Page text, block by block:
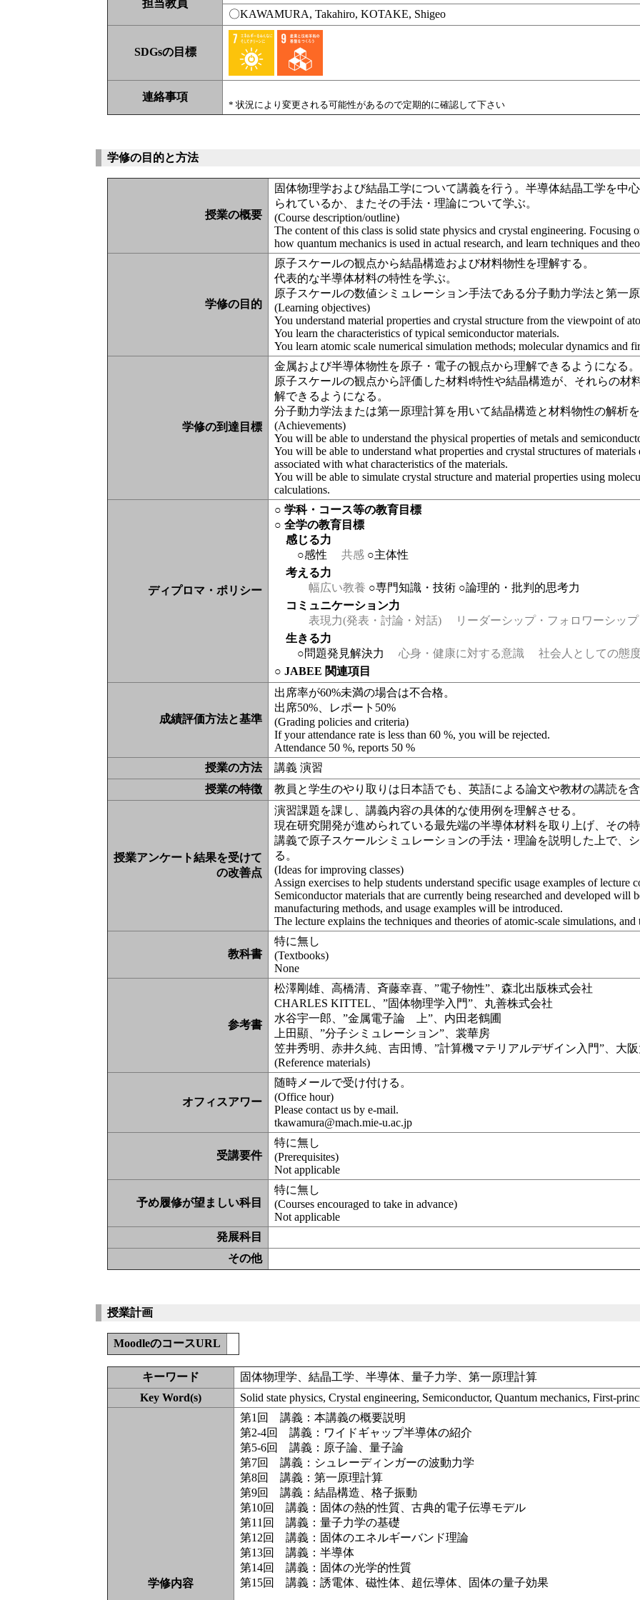
担当教員
〇KAWAMURA, Takahiro, KOTAKE, Shigeo
SDGsの目標
連絡事項
* 状況により変更される可能性があるので定期的に確認して下さい
学修の目的と方法
授業の概要
固体物理学および結晶工学について講義を行う。半導体結晶工学を中
られているか、またその手法・理論について学ぶ。
(Course description/outline)
The content of this class is solid state physics and crystal engineering. Focusing
how quantum mechanics is used in actual research, and learn techniques and
学修の目的
原子スケールの観点から結晶構造および材料物性を理解する。
代表的な半導体材料の特性を学ぶ。
原子スケールの数値シミュレーション手法である分子動力学法と第一原
(Learning objectives)
You understand material properties and crystal structure from the viewpoint of
You learn the characteristics of typical semiconductor materials.
You learn atomic scale numerical simulation methods; molecular dynamics and
学修の到達目標
金属および半導体物性を原子・電子の観点から理解できるようになる。
原子スケールの観点から評価した材料t特性や結晶構造が、それらの材
解できるようになる。
分子動力学法または第一原理計算を用いて結晶構造と材料物性の解析
(Achievements)
You will be able to understand the physical properties of metals and
You will be able to understand what properties and crystal structures of
associated with what characteristics of the materials.
You will be able to simulate crystal structure and material properties using
calculations.
ディプロマ・ポリシー
○ 学科・コース等の教育目標
○ 全学の教育目標
感じる力
○感性
共感 ○主体性
考える力
幅広い教養 ○専門知識・技術 ○論理的・批判的思考力
コミュニケーション力
表現力(発表・討論・対話)
リーダーシップ・フォロワーシップ
生きる力
○問題発見解決力
心身・健康に対する意識
社会人としての態
○ JABEE 関連項目
成績評価方法と基準
出席率が60%未満の場合は不合格。
出席50%、レポート50%
(Grading policies and criteria)
If your attendance rate is less than 60 %, you will be rejected.
Attendance 50 %, reports 50 %
授業の方法
講義 演習
授業の特徴
教員と学生のやり取りは日本語でも、英語による論文や教材の講読を
授業アンケート結果を受けて
の改善点
演習課題を課し、講義内容の具体的な使用例を理解させる。
現在研究開発が進められている最先端の半導体材料を取り上げ、その
講義で原子スケールシミュレーションの手法・理論を説明した上で、
る。
(Ideas for improving classes)
Assign exercises to help students understand specific usage examples of lecture
Semiconductor materials that are currently being researched and developed will
manufacturing methods, and usage examples will be introduced.
The lecture explains the techniques and theories of atomic-scale simulations,
教科書
特に無し
(Textbooks)
None
参考書
松澤剛雄、高橋清、斉藤幸喜、”電子物性”、森北出版株式会社
CHARLES KITTEL、”固体物理学入門”、丸善株式会社
水谷宇一郎、”金属電子論 上”、内田老鶴圃
上田顯、”分子シミュレーション”、裳華房
笠井秀明、赤井久純、吉田博、”計算機マテリアルデザイン入門”、大
(Reference materials)
オフィスアワー
随時メールで受け付ける。
(Office hour)
Please contact us by e-mail.
tkawamura@mach.mie-u.ac.jp
受講要件
特に無し
(Prerequisites)
Not applicable
予め履修が望ましい科目
特に無し
(Courses encouraged to take in advance)
Not applicable
発展科目
その他
授業計画
MoodleのコースURL
キーワード
固体物理学、結晶工学、半導体、量子力学、第一原理計算
Key Word(s)
Solid state physics, Crystal engineering, Semiconductor, Quantum mechanics, First-
学修内容
第1回 講義：本講義の概要説明
第2-4回 講義：ワイドギャップ半導体の紹介
第5-6回 講義：原子論、量子論
第7回 講義：シュレーディンガーの波動力学
第8回 講義：第一原理計算
第9回 講義：結晶構造、格子振動
第10回 講義：固体の熱的性質、古典的電子伝導モデル
第11回 講義：量子力学の基礎
第12回 講義：固体のエネルギーバンド理論
第13回 講義：半導体
第14回 講義：固体の光学的性質
第15回 講義：誘電体、磁性体、超伝導体、固体の量子効果